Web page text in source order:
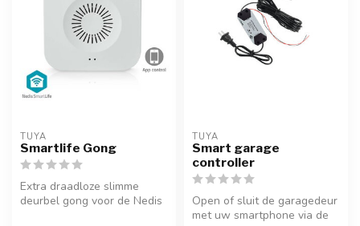
TUYA
Smartlife Gong
Extra draadloze slimme
deurbel gong voor de Nedis
TUYA
Smart garage
controller
Open of sluit de garagedeur
met uw smartphone via de